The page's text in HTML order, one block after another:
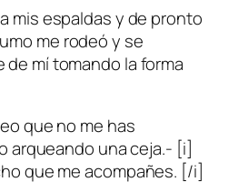
mis espaldas y de pronto
me rodeó y se
mí tomando la forma
que no me has
arqueando una ceja.- [i]
que me acompañes. [/i]